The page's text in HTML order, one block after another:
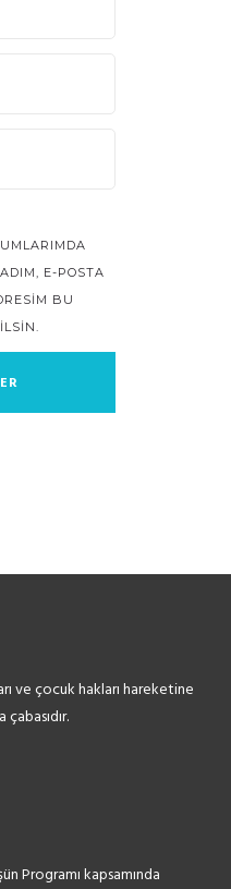
E-POSTA
BU
ve çocuk hakları hareketine
Programı kapsamında